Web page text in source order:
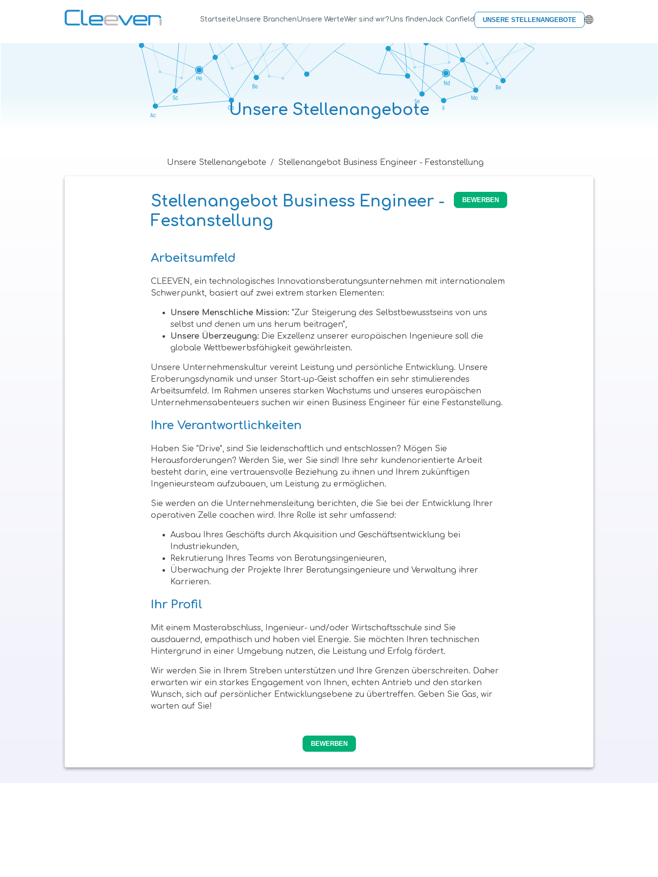
StartseiteUnsere BranchenUnsere WerteWer sind wir?Uns findenJack Canfield UNSERE STELLENANGEBOTE
Unsere Stellenangebote
Unsere Stellenangebote Stellenangebot Business Engineer - Festanstellung
Stellenangebot Business Engineer -
Festanstellung
BEWERBEN
Arbeitsumfeld
CLEEVEN, ein technologisches Innovationsberatungsunternehmen mit internationalem
Schwerpunkt, basiert auf zwei extrem starken Elementen:
Unsere Menschliche Mission: "Zur Steigerung des Selbstbewusstseins von uns
selbst und denen um uns herum beitragen",
Unsere Überzeugung: Die Exzellenz unserer europäischen Ingenieure soll die
globale Wettbewerbsfähigkeit gewährleisten.
Unsere Unternehmenskultur vereint Leistung und persönliche Entwicklung. Unsere
Eroberungsdynamik und unser Start-up-Geist schaffen ein sehr stimulierendes
Arbeitsumfeld. Im Rahmen unseres starken Wachstums und unseres europäischen
Unternehmensabenteuers suchen wir einen Business Engineer für eine Festanstellung.
Ihre Verantwortlichkeiten
Haben Sie "Drive", sind Sie leidenschaftlich und entschlossen? Mögen Sie
Herausforderungen? Werden Sie, wer Sie sind! Ihre sehr kundenorientierte Arbeit
besteht darin, eine vertrauensvolle Beziehung zu ihnen und Ihrem zukünftigen
Ingenieursteam aufzubauen, um Leistung zu ermöglichen.
Sie werden an die Unternehmensleitung berichten, die Sie bei der Entwicklung Ihrer
operativen Zelle coachen wird. Ihre Rolle ist sehr umfassend:
Ausbau Ihres Geschäfts durch Akquisition und Geschäftsentwicklung bei
Industriekunden,
Rekrutierung Ihres Teams von Beratungsingenieuren,
Überwachung der Projekte Ihrer Beratungsingenieure und Verwaltung ihrer
Karrieren.
Ihr Profil
Mit einem Masterabschluss, Ingenieur- und/oder Wirtschaftsschule sind Sie
ausdauernd, empathisch und haben viel Energie. Sie möchten Ihren technischen
Hintergrund in einer Umgebung nutzen, die Leistung und Erfolg fördert.
Wir werden Sie in Ihrem Streben unterstützen und Ihre Grenzen überschreiten. Daher
erwarten wir ein starkes Engagement von Ihnen, echten Antrieb und den starken
Wunsch, sich auf persönlicher Entwicklungsebene zu übertreffen. Geben Sie Gas, wir
warten auf Sie!
BEWERBEN